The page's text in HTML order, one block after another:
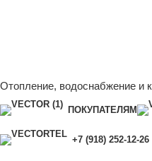
Отопление, водоснабжение и
ПОКУПАТЕЛЯМ
+7 (918) 252-12-26